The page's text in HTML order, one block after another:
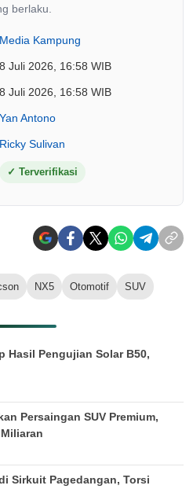
berlaku.
Media Kampung
8 Juli 2026, 16:58 WIB
8 Juli 2026, 16:58 WIB
Yan Antono
Ricky Sulivan
✓ Terverifikasi
NX5 Otomotif SUV
Hasil Pengujian Solar B50,
Persaingan SUV Premium,
Sirkuit Pagedangan, Torsi